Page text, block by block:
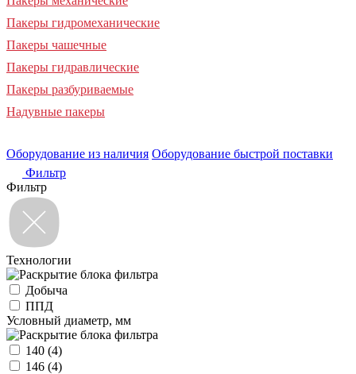
Пакеры гидромеханические
Пакеры чашечные
Пакеры гидравлические
Пакеры разбуриваемые
Надувные пакеры
Оборудование из наличия Оборудование быстрой поставки
Фильтр
Фильтр
Технологии
Добыча
ППД
Условный диаметр, мм
140 (4)
146 (4)